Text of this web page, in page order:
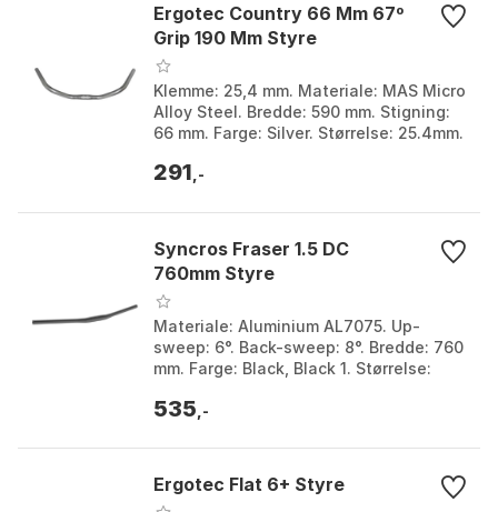
Ergotec Country 66 Mm 67º
Grip 190 Mm Styre
Klemme: 25,4 mm. Materiale: MAS Micro
Alloy Steel. Bredde: 590 mm. Stigning:
66 mm. Farge: Silver. Størrelse: 25.4mm.
291 ,-
Syncros Fraser 1.5 DC
760mm Styre
Materiale: Aluminium AL7075. Up-
sweep: 6°. Back-sweep: 8°. Bredde: 760
mm. Farge: Black, Black 1. Størrelse:
535 ,-
Ergotec Flat 6+ Styre